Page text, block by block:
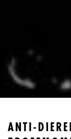
ANTI-